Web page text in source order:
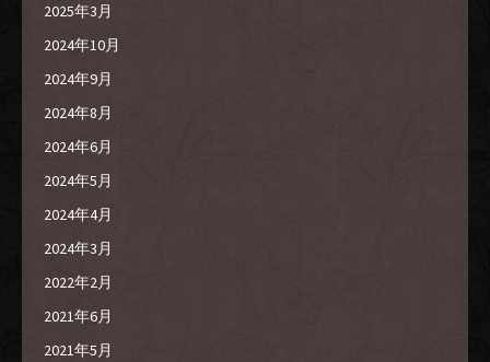
2025年3月
2024年10月
2024年9月
2024年8月
2024年6月
2024年5月
2024年4月
2024年3月
2022年2月
2021年6月
2021年5月